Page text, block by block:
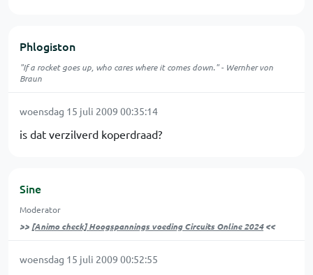
Phlogiston
"If a rocket goes up, who cares where it comes down." - Wernher von
Braun
woensdag 15 juli 2009 00:35:14
is dat verzilverd koperdraad?
Sine
Moderator
>> [Animo check] Hoogspannings voeding Circuits Online 2024<<
woensdag 15 juli 2009 00:52:55